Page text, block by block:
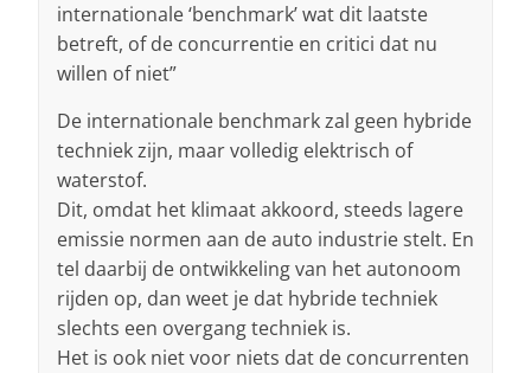
internationale ‘benchmark’ wat dit laatste
betreft, of de concurrentie en critici dat nu
willen of niet”
De internationale benchmark zal geen hybride
techniek zijn, maar volledig elektrisch of
waterstof.
Dit, omdat het klimaat akkoord, steeds lagere
emissie normen aan de auto industrie stelt. En
tel daarbij de ontwikkeling van het autonoom
rijden op, dan weet je dat hybride techniek
slechts een overgang techniek is.
Het is ook niet voor niets dat de concurrenten